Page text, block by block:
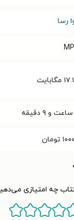
رسا
مگابایت
تومان
چه امتیازی